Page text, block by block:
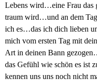
Lebens wird…eine Frau das
traum wird…und an dem
ich es…das ich dich lieben
mich vom ersten Tag mit
Art in deinen Bann
das Gefühl wie schön es ist
kennen uns uns noch nicht